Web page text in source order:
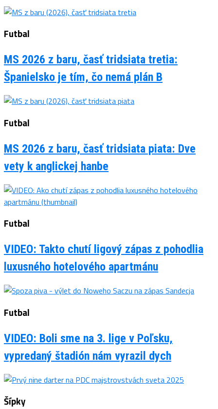
Futbal
MS 2026 z baru, časť tridsiata tretia:
Španielsko je tím, čo nemá plán B
Futbal
MS 2026 z baru, časť tridsiata piata: Dve
vety k anglickej hanbe
Futbal
VIDEO: Takto chutí ligový zápas z pohodlia
luxusného hotelového apartmánu
Futbal
VIDEO: Boli sme na 3. lige v Poľsku,
vypredaný štadión nám vyrazil dych
Šípky